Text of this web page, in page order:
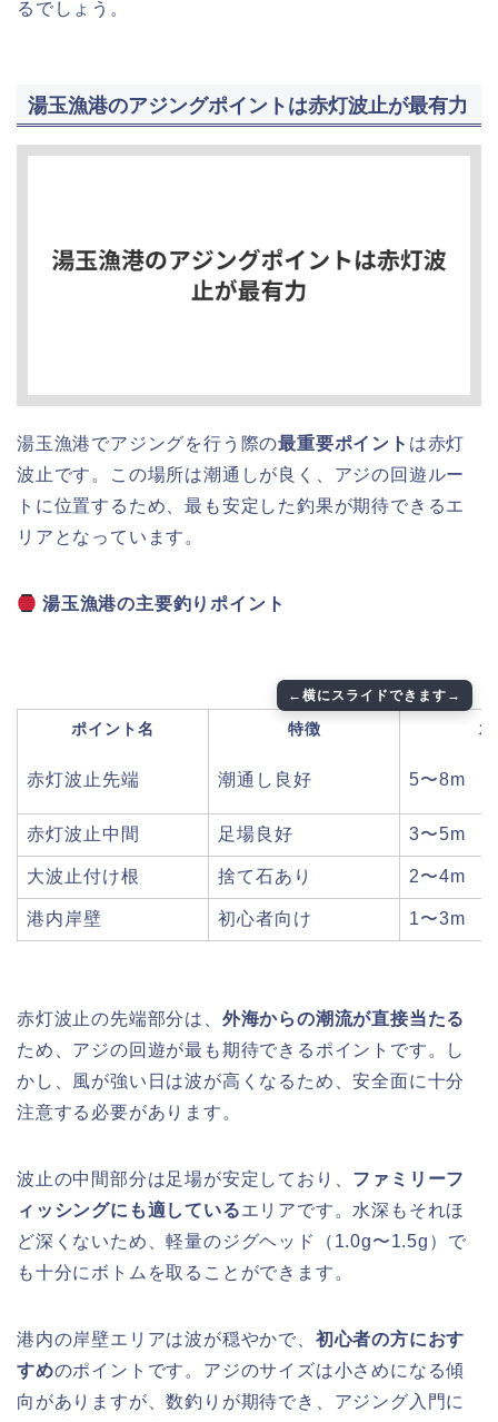
るでしょう。
湯玉漁港のアジングポイントは赤灯波止が最有力
湯玉漁港でアジングを行う際の最重要ポイント は赤灯
波止です。この場所は潮通しが良く、アジの回遊ルー
トに位置するため、最も安定した釣果が期待できるエ
リアとなっています。
湯玉漁港の主要釣りポイント
ポイント名 特徴
赤灯波止先端 潮通し良好 5〜8m
赤灯波止中間 足場良好 3〜5m
大波止付け根 捨て石あり 2〜4m
港内岸壁 初心者向け 1〜3m
赤灯波止の先端部分は、 外海からの潮流が直接当たる
ため、アジの回遊が最も期待できるポイントです。し
かし、風が強い日は波が高くなるため、安全面に十分
注意する必要があります。
波止の中間部分は足場が安定しており、 ファミリーフ
ィッシングにも適しているエリアです。水深もそれほ
ど深くないため、軽量のジグヘッド（1.0g〜1.5g）で
も十分にボトムを取ることができます。
港内の岸壁エリアは波が穏やかで、 初心者の方におす
すめのポイントです。アジのサイズは小さめになる傾
向がありますが、数釣りが期待でき、アジング入門に